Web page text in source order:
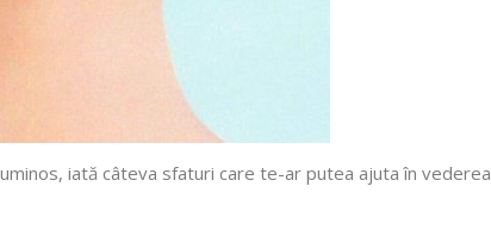
iată câteva sfaturi care te-ar putea ajuta în vederea